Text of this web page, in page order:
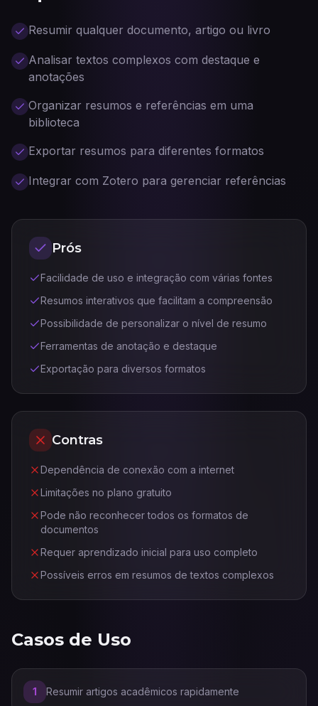
Resumir qualquer documento, artigo ou livro
Analisar textos complexos com destaque e
anotações
Organizar resumos e referências em uma
biblioteca
Exportar resumos para diferentes formatos
Integrar com Zotero para gerenciar referências
Prós
Facilidade de uso e integração com várias fontes
Resumos interativos que facilitam a compreensão
Possibilidade de personalizar o nível de resumo
Ferramentas de anotação e destaque
Exportação para diversos formatos
Contras
Dependência de conexão com a internet
Limitações no plano gratuito
Pode não reconhecer todos os formatos de
documentos
Requer aprendizado inicial para uso completo
Possíveis erros em resumos de textos complexos
Casos de Uso
1 Resumir artigos acadêmicos rapidamente